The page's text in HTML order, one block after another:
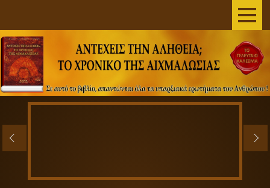
AΡΧΙΚΗ
ΣΥΓΓΡΑΦΕΑΣ